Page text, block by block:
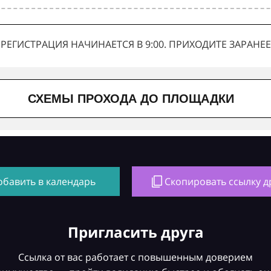
РЕГИСТРАЦИЯ НАЧИНАЕТСЯ В 9:00. ПРИХОДИТЕ ЗАРАНЕЕ
СХЕМЫ ПРОХОДА ДО ПЛОЩАДКИ
в календарь Скопировать ссылку
Пригласить друга
Ссылка от вас работает с повышенным доверием